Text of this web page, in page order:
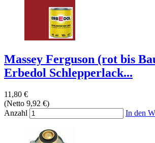
Massey Ferguson (rot bis
Erbedol Schlepperlack...
11,80 €
(Netto 9,92 €)
Anzahl
In den